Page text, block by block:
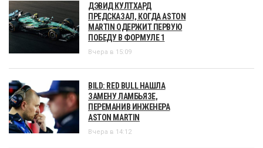
ДЭВИД КУЛТХАРД
ПРЕДСКАЗАЛ, КОГДА ASTON
MARTIN ОДЕРЖИТ ПЕРВУЮ
ПОБЕДУ В ФОРМУЛЕ 1
Вчера в 15:09
BILD: RED BULL НАШЛА
ЗАМЕНУ ЛАМБЬЯЗЕ,
ПЕРЕМАНИВ ИНЖЕНЕРА
ASTON MARTIN
Вчера в 14:12